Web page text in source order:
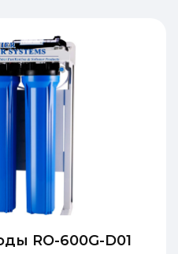
RO-600G-D01